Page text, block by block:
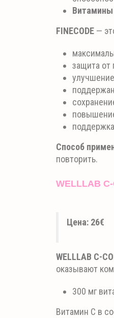
FINECODE —
защита от
Способ
повторить.
WELLLAB
Цена: 26€
WELLLAB C-
оказывают
300 мг
Витамин С в